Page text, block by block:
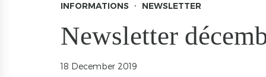
INFORMATIONS NEWSLETTER
Newsletter
18 December 2019